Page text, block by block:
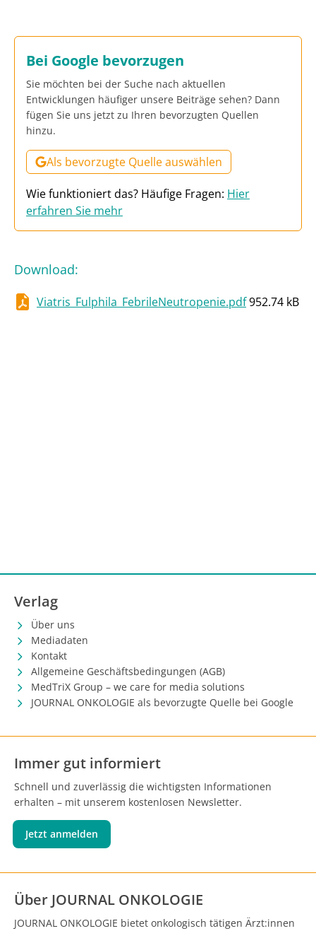
Bei Google bevorzugen
Sie möchten bei der Suche nach aktuellen
Entwicklungen häufiger unsere Beiträge sehen? Dann
fügen Sie uns jetzt zu Ihren bevorzugten Quellen
hinzu.
Als bevorzugte Quelle auswählen
Wie funktioniert das? Häufige Fragen: Hier
erfahren Sie mehr
Download:
Viatris_Fulphila_FebrileNeutropenie.pdf952.74 kB
Verlag
Über uns
Mediadaten
Kontakt
Allgemeine Geschäftsbedingungen (AGB)
MedTriX Group – we care for media solutions
JOURNAL ONKOLOGIE als bevorzugte Quelle bei Google
Immer gut informiert
Schnell und zuverlässig die wichtigsten Informationen
erhalten – mit unserem kostenlosen Newsletter.
Jetzt anmelden
Über JOURNAL ONKOLOGIE
JOURNAL ONKOLOGIE bietet onkologisch tätigen Ärzt:innen